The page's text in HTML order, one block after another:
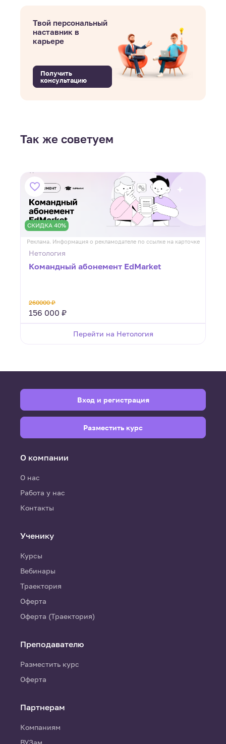
Твой персональный
наставник в
карьере
Получить
консультацию
Так же советуем
СКИДКА 40%
Реклама. Информация о рекламодателе по ссылке на карточке
Нетология
Командный абонемент EdMarket
260000 ₽
156 000 ₽
Перейти на Нетология
О компании
О нас
Работа у нас
Контакты
Ученику
Курсы
Вебинары
Траектория
Оферта
Оферта (Траектория)
Преподавателю
Разместить курс
Оферта
Партнерам
Компаниям
ВУЗам
Вход и регистрация
Разместить курс